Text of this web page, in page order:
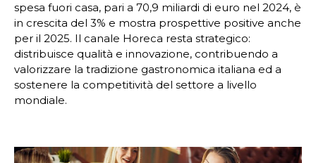
spesa fuori casa, pari a 70,9 miliardi di euro nel 2024, è
in crescita del 3% e mostra prospettive positive anche
per il 2025. Il canale Horeca resta strategico:
distribuisce qualità e innovazione, contribuendo a
valorizzare la tradizione gastronomica italiana ed a
sostenere la competitività del settore a livello
mondiale.